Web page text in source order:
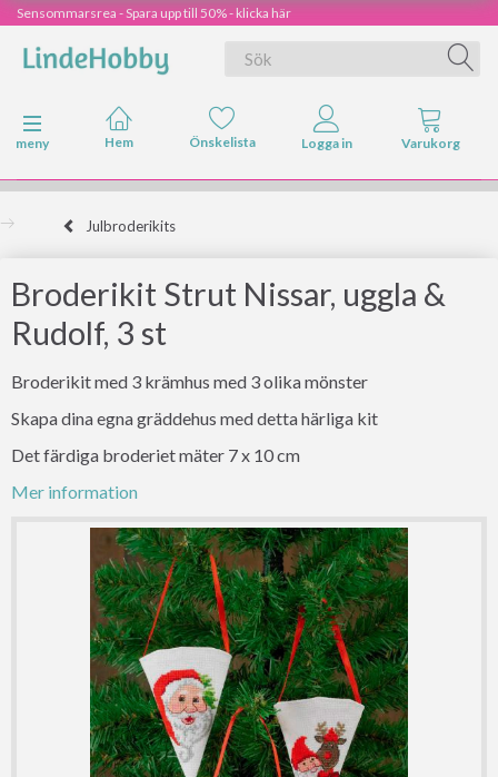
Sensommarsrea - Spara upp till 50% - klicka här
Ändra navigering
meny
Julbroderikits
Broderikit Strut Nissar, uggla &
Rudolf, 3 st
Broderikit med 3 krämhus med 3 olika mönster
Skapa dina egna gräddehus med detta härliga kit
Det färdiga broderiet mäter 7 x 10 cm
Mer information